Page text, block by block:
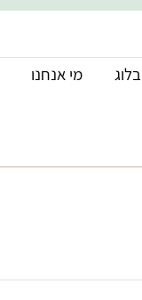
בלוג מי אנחנו